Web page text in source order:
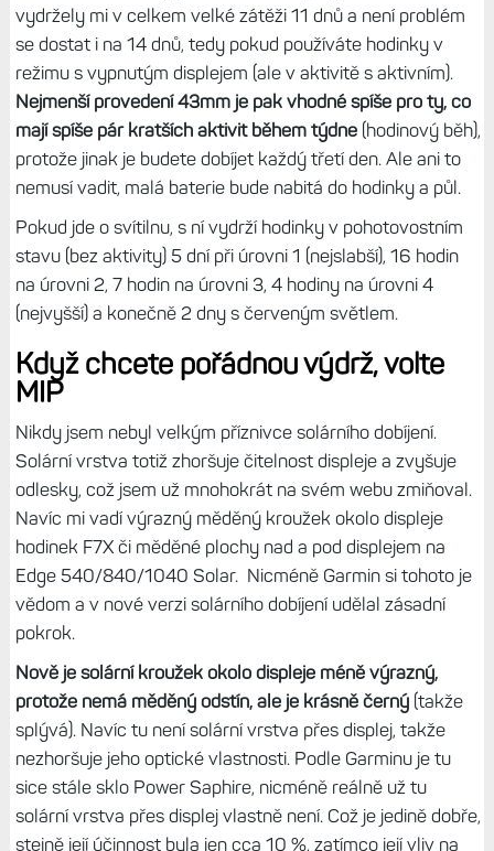
po dvou hodinách na Epixech 7 % dolů, ale na Fénixech 8
jen 6 %- čili nějaký rozdíl tu je. Ale obecně jsou Fénixy 8
47 mm přibližně týdenní hodinky, s delší výdrží bych moc
nepočítal. Tedy pokud máte každý den nějakou aktivitu,
třeba hodinový běh. Předpokládá to ale, že v režimu
hodinek je vypnutý režim AOD. Navíc když budete
používat funkce jako přehrávání hudby, volání či diktování
Pokud vám tedy jde o delší výdrž, je jednoznačnou volbou
Fénix 8 51 mm. Když jsem testoval Epixy Pro 51 mm,
vydržely mi v celkem velké zátěži 11 dnů a není problém
režimu s vypnutým displejem (ale v aktivitě s aktivním).
Nejmenší provedení 43mm je pak vhodné spíše pro ty, co
mají spíše pár kratších aktivit během týdne(hodinový běh),
protože jinak je budete dobíjet každý třetí den. Ale ani to
nemusí vadit, malá baterie bude nabitá do hodinky a půl.
Pokud jde o svítilnu, s ní vydrží hodinky v pohotovostním
stavu (bez aktivity) 5 dní při úrovni 1 (nejslabší), 16 hodin
na úrovni 2, 7 hodin na úrovni 3, 4 hodiny na úrovni 4
(nejvyšší) a konečně 2 dny s červeným světlem.
Když chcete pořádnou výdrž, volte
MIP
Nikdy jsem nebyl velkým příznivce solárního dobíjení.
Solární vrstva totiž zhoršuje čitelnost displeje a zvyšuje
odlesky, což jsem už mnohokrát na svém webu zmiňoval.
Navíc mi vadí výrazný měděný kroužek okolo displeje
hodinek F7X či měděné plochy nad a pod displejem na